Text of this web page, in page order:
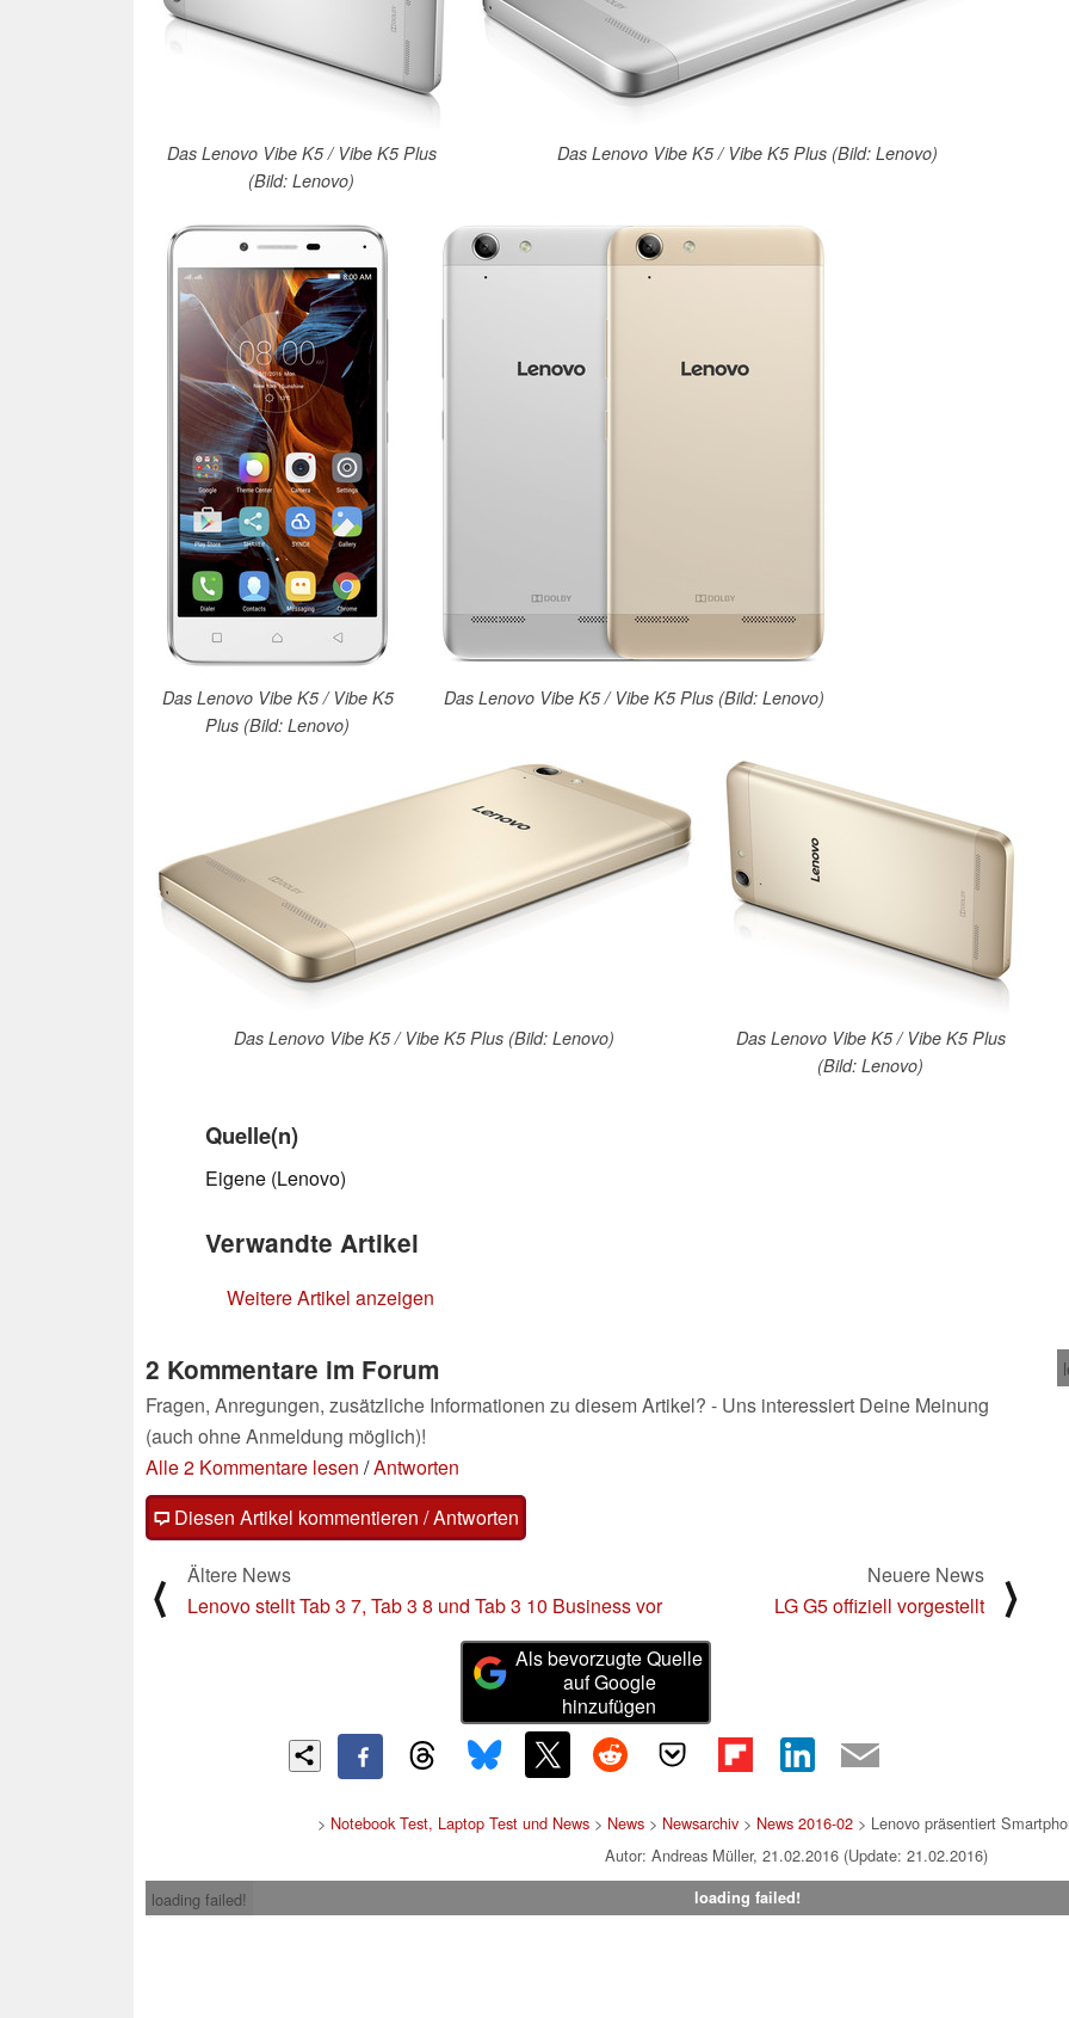
Das Lenovo Vibe K5 / Vibe K5 Plus
(Bild: Lenovo)
Das Lenovo Vibe K5 / Vibe K5 Plus (Bild: Lenovo)
Das Lenovo Vibe K5 / Vibe K5
Plus (Bild: Lenovo)
Das Lenovo Vibe K5 / Vibe K5 Plus (Bild: Lenovo)
Das Lenovo Vibe K5 / Vibe K5 Plus (Bild: Lenovo)
Das Lenovo Vibe K5 / Vibe K5 Plus
(Bild: Lenovo)
Quelle(n)
Eigene (Lenovo)
Verwandte Artikel
Weitere Artikel anzeigen
2 Kommentare im Forum
Fragen, Anregungen, zusätzliche Informationen zu diesem Artikel? - Uns interessiert Deine Meinung
(auch ohne Anmeldung möglich)!
Alle 2 Kommentare lesen /Antworten
Diesen Artikel kommentieren / Antworten
⟨
Ältere News
Lenovo stellt Tab 3 7, Tab 3 8 und Tab 3 10 Business vor
Neuere News
LG G5 offiziell vorgestellt
⟩
Als bevorzugte Quelle
auf Google
hinzufügen
> Notebook Test, Laptop Test und News> News> Newsarchiv> News 2016-02> Lenovo präsentiert
Autor: Andreas Müller, 21.02.2016 (Update: 21.02.2016)
loading failed!
loading failed!